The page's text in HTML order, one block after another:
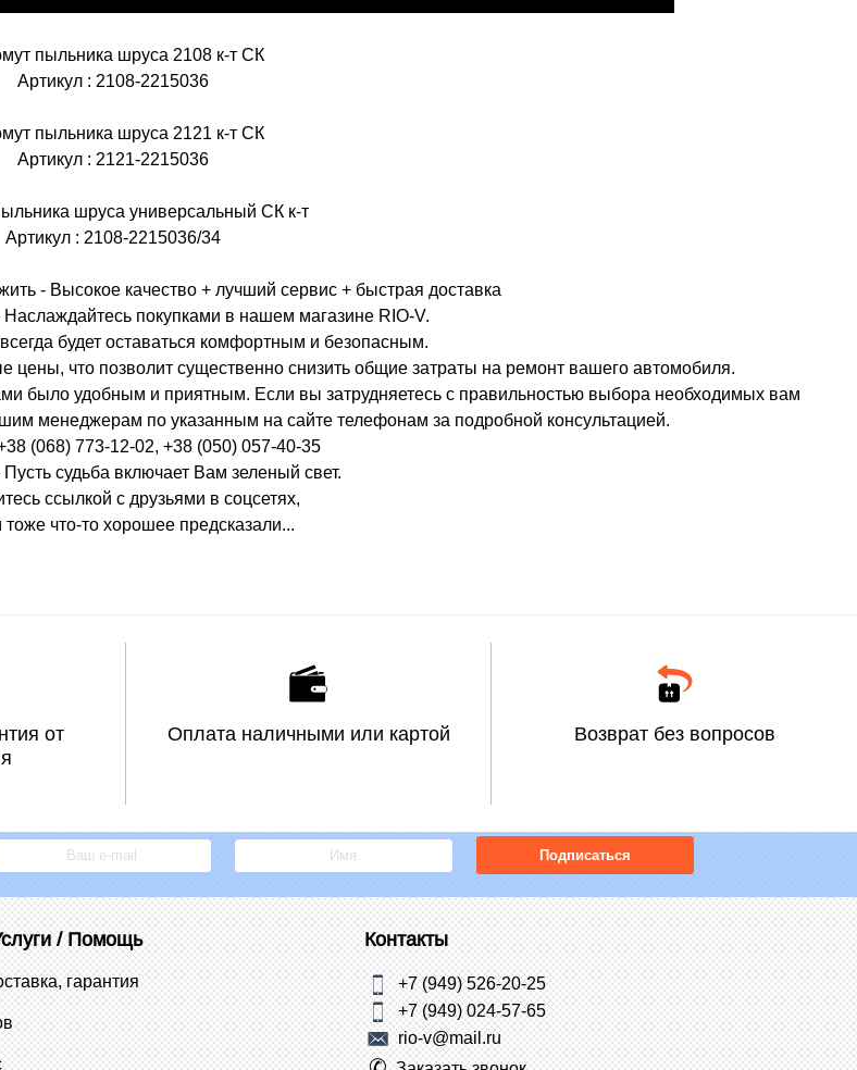
пыльника шруса 2108 к-т СК
Артикул : 2108-2215036
пыльника шруса 2121 к-т СК
Артикул : 2121-2215036
шруса универсальный СК к-т
Артикул : 2108-2215036/34
- Высокое качество + лучший сервис + быстрая доставка
покупками в нашем магазине RIO-V.
будет оставаться комфортным и безопасным.
цены, что позволит существенно снизить общие затраты на ремонт вашего автомобиля.
было удобным и приятным. Если вы затрудняетесь с правильностью выбора необходимых вам
менеджерам по указанным на сайте телефонам за подробной консультацией.
(068) 773-12-02, +38 (050) 057-40-35
судьба включает Вам зеленый свет.
ссылкой с друзьями в соцсетях,
тоже что-то хорошее предсказали...
от
Оплата наличными или картой Возврат без вопросов
Подписаться
/ Помощь
гарантия
Контакты
+7 (949) 526-20-25
+7 (949) 024-57-65
rio-v@mail.ru